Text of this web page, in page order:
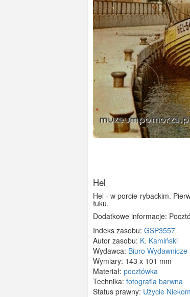
Hel
Hel - w porcie rybackim.
łuku.
Dodatkowe informacje:
Indeks zasobu: GSP3557
Autor zasobu: K. Kamiński
Wydawca: Biuro Wydawnicze
Wymiary: 143 x 101 mm
Materiał: pocztówka
Technika: fotografia barwna
Status prawny: Użycie